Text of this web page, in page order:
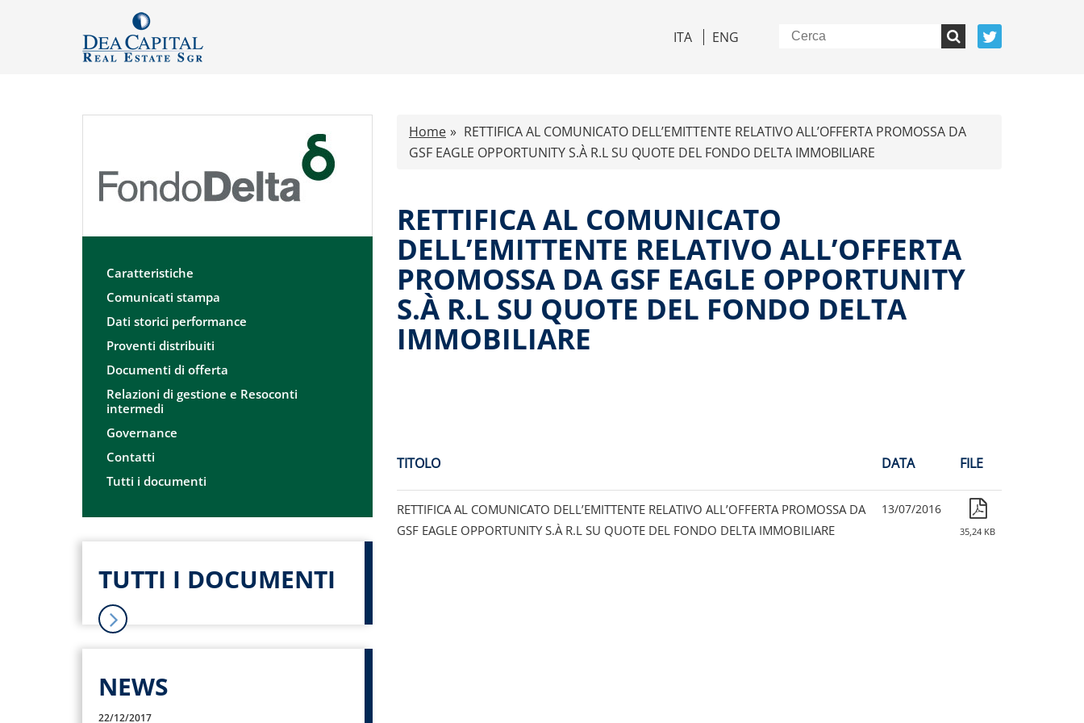
ITA ENG
Caratteristiche
Comunicati stampa
Dati storici performance
Proventi distribuiti
Documenti di offerta
Relazioni di gestione e Resoconti
intermedi
Governance
Contatti
Tutti i documenti
TUTTI I DOCUMENTI
NEWS
22/12/2017
Home
RETTIFICA AL COMUNICATO DELL’EMITTENTE RELATIVO ALL’OFFERTA PROMOSSA DA
GSF EAGLE OPPORTUNITY S.À R.L SU QUOTE DEL FONDO DELTA IMMOBILIARE
RETTIFICA AL COMUNICATO
DELL’EMITTENTE RELATIVO ALL’OFFERTA
PROMOSSA DA GSF EAGLE OPPORTUNITY
S.À R.L SU QUOTE DEL FONDO DELTA
IMMOBILIARE
TITOLO DATA FILE
RETTIFICA AL COMUNICATO DELL’EMITTENTE RELATIVO ALL’OFFERTA PROMOSSA DA
GSF EAGLE OPPORTUNITY S.À R.L SU QUOTE DEL FONDO DELTA IMMOBILIARE
13/07/2016
35,24 KB